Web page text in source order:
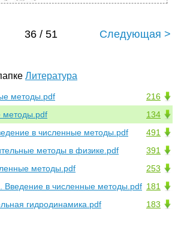
36 / 51 Следующая >
Литература
216
методы.pdf
134
методы.pdf
491
в численные методы.pdf
391
методы в физике.pdf
253
методы.pdf
181
Введение в численные методы.pdf
183
гидродинамика.pdf